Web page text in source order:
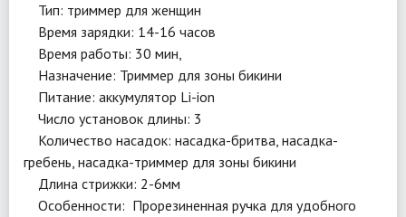
Тип: триммер для женщин
Время зарядки: 14-16 часов
Время работы: 30 мин,
Назначение: Триммер для зоны бикини
Питание: аккумулятор Li-ion
Число установок длины: 3
Количество насадок: насадка-бритва, насадка-
гребень, насадка-триммер для зоны бикини
Длина стрижки: 2-6мм
Особенности: Прорезиненная ручка для удобного